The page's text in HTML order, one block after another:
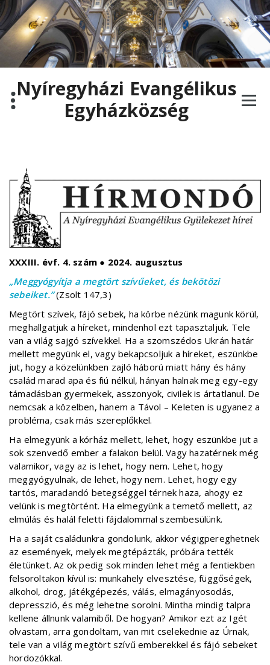
Nyíregyházi Evangélikus
Egyházközség
XXXIII. évf. 4. szám ● 2024. augusztus
„Meggyógyítja a megtört szívűeket, és bekötözi
sebeiket.”(Zsolt 147,3)
Megtört szívek, fájó sebek, ha körbe nézünk magunk körül,
meghallgatjuk a híreket, mindenhol ezt tapasztaljuk. Tele
van a világ sajgó szívekkel. Ha a szomszédos Ukrán határ
mellett megyünk el, vagy bekapcsoljuk a híreket, eszünkbe
jut, hogy a közelünkben zajló háború miatt hány és hány
család marad apa és fiú nélkül, hányan halnak meg egy-egy
támadásban gyermekek, asszonyok, civilek is ártatlanul. De
nemcsak a közelben, hanem a Távol – Keleten is ugyanez a
probléma, csak más szereplőkkel.
Ha elmegyünk a kórház mellett, lehet, hogy eszünkbe jut a
sok szenvedő ember a falakon belül. Vagy hazatérnek még
valamikor, vagy az is lehet, hogy nem. Lehet, hogy
meggyógyulnak, de lehet, hogy nem. Lehet, hogy egy
tartós, maradandó betegséggel térnek haza, ahogy ez
velünk is megtörtént. Ha elmegyünk a temető mellett, az
elmúlás és halál feletti fájdalommal szembesülünk.
Ha a saját családunkra gondolunk, akkor végigpereghetnek
az események, melyek megtépázták, próbára tették
életünket. Az ok pedig sok minden lehet még a fentiekben
felsoroltakon kívül is: munkahely elvesztése, függőségek,
alkohol, drog, játékgépezés, válás, elmagányosodás,
depresszió, és még lehetne sorolni. Mintha mindig talpra
kellene állnunk valamiből. De hogyan? Amikor ezt az Igét
olvastam, arra gondoltam, van mit cselekednie az Úrnak,
tele van a világ megtört szívű emberekkel és fájó sebeket
hordozókkal.